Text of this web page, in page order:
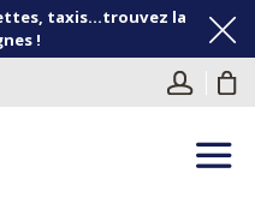
taxis...trouvez la
!